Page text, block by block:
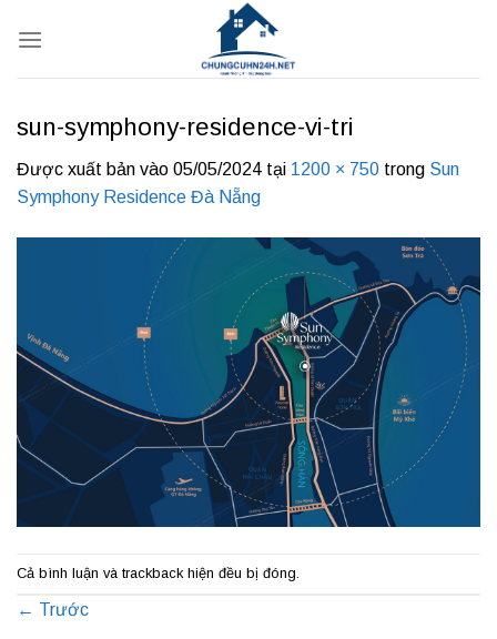
qua
sun-symphony-residence-vi-tri
Được xuất bản vào 05/05/2024 tại 1200 × 750 trong Sun
Symphony Residence Đà Nẵng
Cả bình luận và trackback hiện đều bị đóng.
← Trước